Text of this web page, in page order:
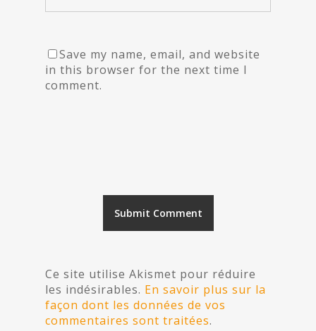
Save my name, email, and website
in this browser for the next time I
comment.
Ce site utilise Akismet pour réduire
les indésirables. En savoir plus sur la
façon dont les données de vos
commentaires sont traitées.